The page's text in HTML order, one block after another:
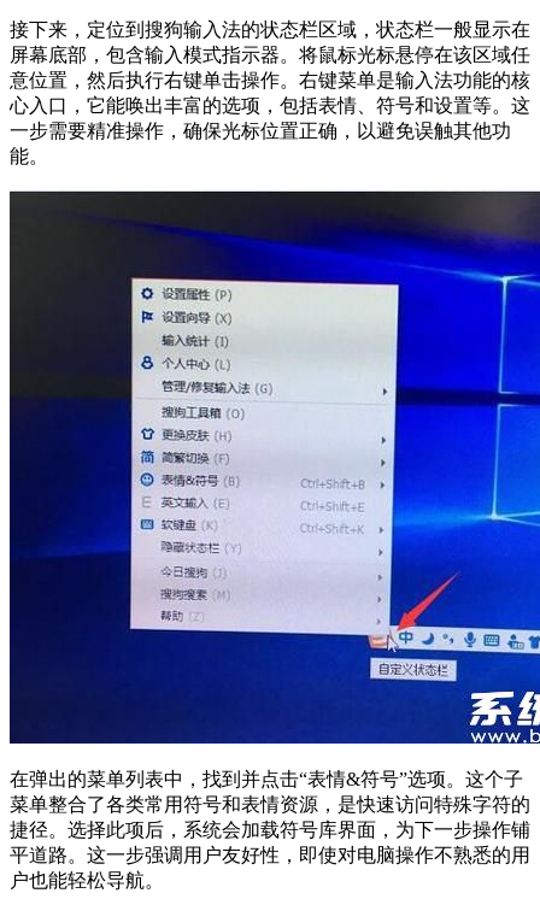
接下来，定位到搜狗输入法的状态栏区域，状态栏一般显示在
屏幕底部，包含输入模式指示器。将鼠标光标悬停在该区域任
意位置，然后执行右键单击操作。右键菜单是输入法功能的核
心入口，它能唤出丰富的选项，包括表情、符号和设置等。这
一步需要精准操作，确保光标位置正确，以避免误触其他功
能。
在弹出的菜单列表中，找到并点击“表情&符号”选项。这个子
菜单整合了各类常用符号和表情资源，是快速访问特殊字符的
捷径。选择此项后，系统会加载符号库界面，为下一步操作铺
平道路。这一步强调用户友好性，即使对电脑操作不熟悉的用
户也能轻松导航。